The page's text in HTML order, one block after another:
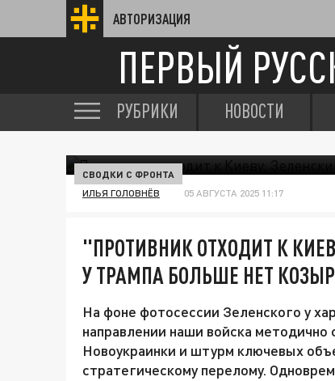
АВТОРИЗАЦИЯ
ПЕРВЫЙ
РУБРИКИ НОВОСТИ
СВОДКИ С ФРОНТА
ИЛЬЯ ГОЛОВНЁВ 05 АВГУСТА 2025 11:17
"ПРОТИВНИК ОТХОДИТ К
У ТРАМПА БОЛЬШЕ НЕТ
На фоне фотосессии Зеленского у
направлении наши войска
Новоукраинки и штурм ключевых
стратегическому перелому.